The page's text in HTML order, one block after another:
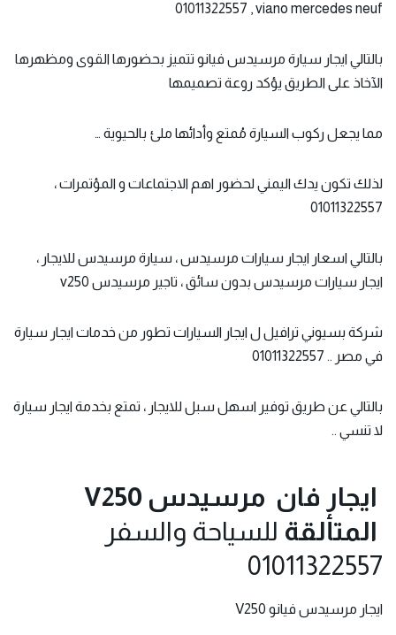
01011322557 , viano mercedes neuf
بالتالي ايجار سيارة مرسيدس فيانو تتميز بحضورها القوى ومظهرها
الآخاذ على الطريق يؤكد روعة تصميمها
مما يجعل ركوب السيارة مُمتع وأدائها ملئ بالحيوية …
لذلك تكون يدك اليمني لحضور اهم الاجتماعات و المؤتمرات ،
01011322557
بالتالي اسعار ايجار سيارات مرسيدس ، سيارة مرسيدس للايجار ،
ايجار سيارات مرسيدس بدون سائق ، تاجير مرسيدس v250
شركة بسيوني ترافيل ل ايجار السيارات تطور من خدمات ايجار سيارة
في مصر .. 01011322557
بالتالي عن طريق توفير اسهل سبل للايجار ، تمتع بخدمة ايجار سيارة
لا تنسي ..
ايجار فان مرسيدس V250
المتألقة للسياحة والسفر
01011322557
ايجار مرسيدس فيانو V250